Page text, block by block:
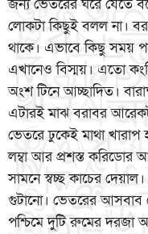
জন্য ভেতরের ঘরে যেতে
লোকটা কিছুই বলল না।
থাকে। এভাবে কিছু সময়
এখানেও বিস্ময়। এতো
অংশ টিনে আচ্ছাদিত।
এটারই মাঝ বরাবর
ভেতরে ঢুকেই মাথা খারাপ
লম্বা আর প্রশস্ত
সামনে স্বচ্ছ কাচের
গুটানো। ভেতরের আসবাব
পশ্চিমে দুটি রুমের